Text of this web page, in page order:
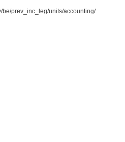
be/prev_inc_leg/units/accounting/